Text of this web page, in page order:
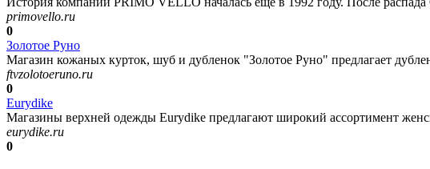
primovello.ru
0
Золотое Руно
Магазин кожаных курток, шуб и дубленок "Золотое Руно" предлагает
ftvzolotoeruno.ru
0
Eurydike
Магазины верхней одежды Eurydike предлагают широкий ассортимент
eurydike.ru
0